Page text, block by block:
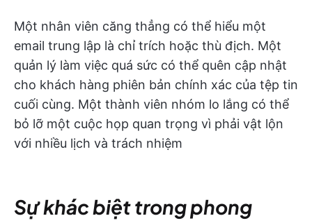
Một nhân viên căng thẳng có thể hiểu một
email trung lập là chỉ trích hoặc thù địch. Một
quản lý làm việc quá sức có thể quên cập nhật
cho khách hàng phiên bản chính xác của tệp tin
cuối cùng. Một thành viên nhóm lo lắng có thể
bỏ lỡ một cuộc họp quan trọng vì phải vật lộn
với nhiều lịch và trách nhiệm
Sự khác biệt trong phong